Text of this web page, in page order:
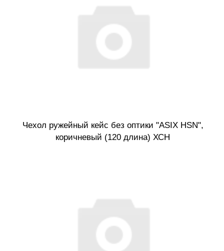
Чехол ружейный кейс без оптики "ASIX HSN",
коричневый (120 длина) ХСН